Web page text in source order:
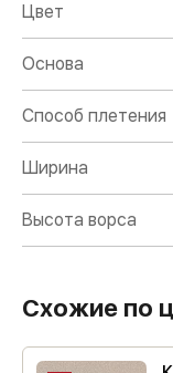
Цвет
Основа
Способ плетения
Ширина
Высота ворса
Схожие по